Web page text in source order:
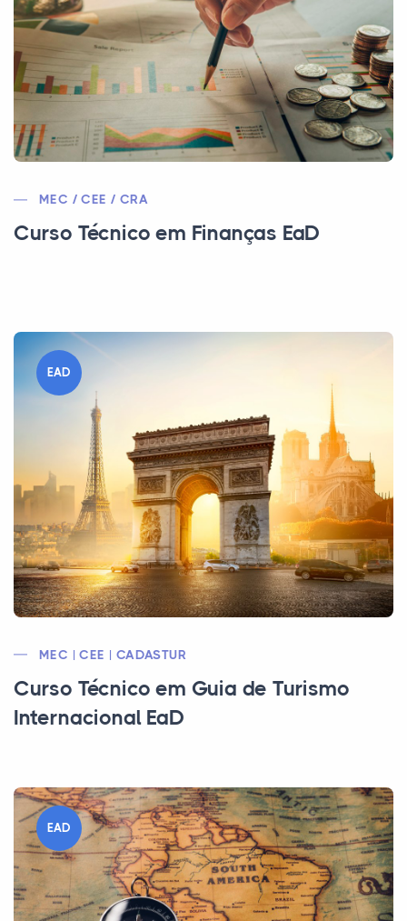
MEC / CEE / CRA
Curso Técnico em Finanças EaD
EAD
MEC | CEE | CADASTUR
Curso Técnico em Guia de Turismo
Internacional EaD
EAD